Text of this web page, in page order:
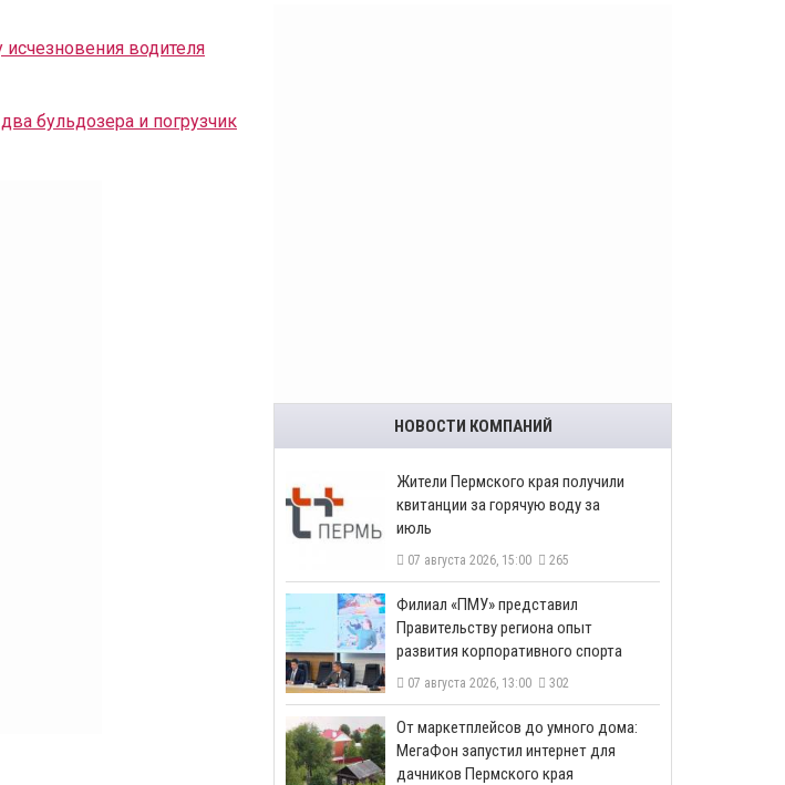
водителя
бульдозера и погрузчик
НОВОСТИ КОМПАНИЙ
​Жители Пермского края получили
квитанции за горячую воду за
июль
07 августа 2026, 15:00 265
​Филиал «ПМУ» представил
Правительству региона опыт
развития корпоративного спорта
07 августа 2026, 13:00 302
От маркетплейсов до умного дома:
МегаФон запустил интернет для
дачников Пермского края